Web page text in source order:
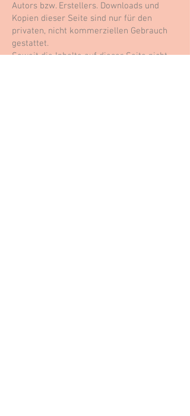
Autors bzw. Erstellers. Downloads und
Kopien dieser Seite sind nur für den
privaten, nicht kommerziellen Gebrauch
gestattet.
Soweit die Inhalte auf dieser Seite nicht